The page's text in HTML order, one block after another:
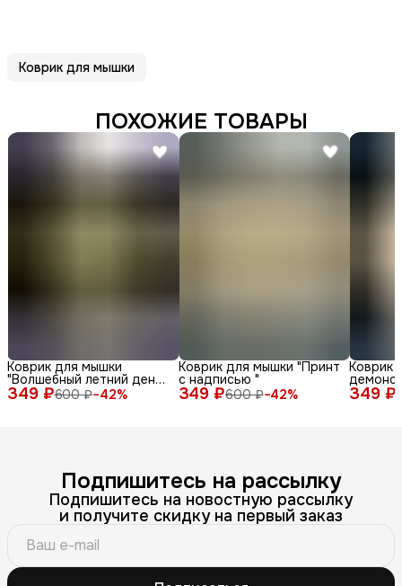
Коврик для мышки
ПОХОЖИЕ ТОВАРЫ
349 ₽600 ₽−42%
Коврик для мышки
"Волшебный летний день
с енотом среди ромашек
и бабочек"
349 ₽600 ₽−42%
Коврик для мышки "Принт
с надписью "
349 ₽
Коврик
лица и
Подпишитесь на рассылку
Подпишитесь на новостную рассылку
и получите скидку на первый заказ